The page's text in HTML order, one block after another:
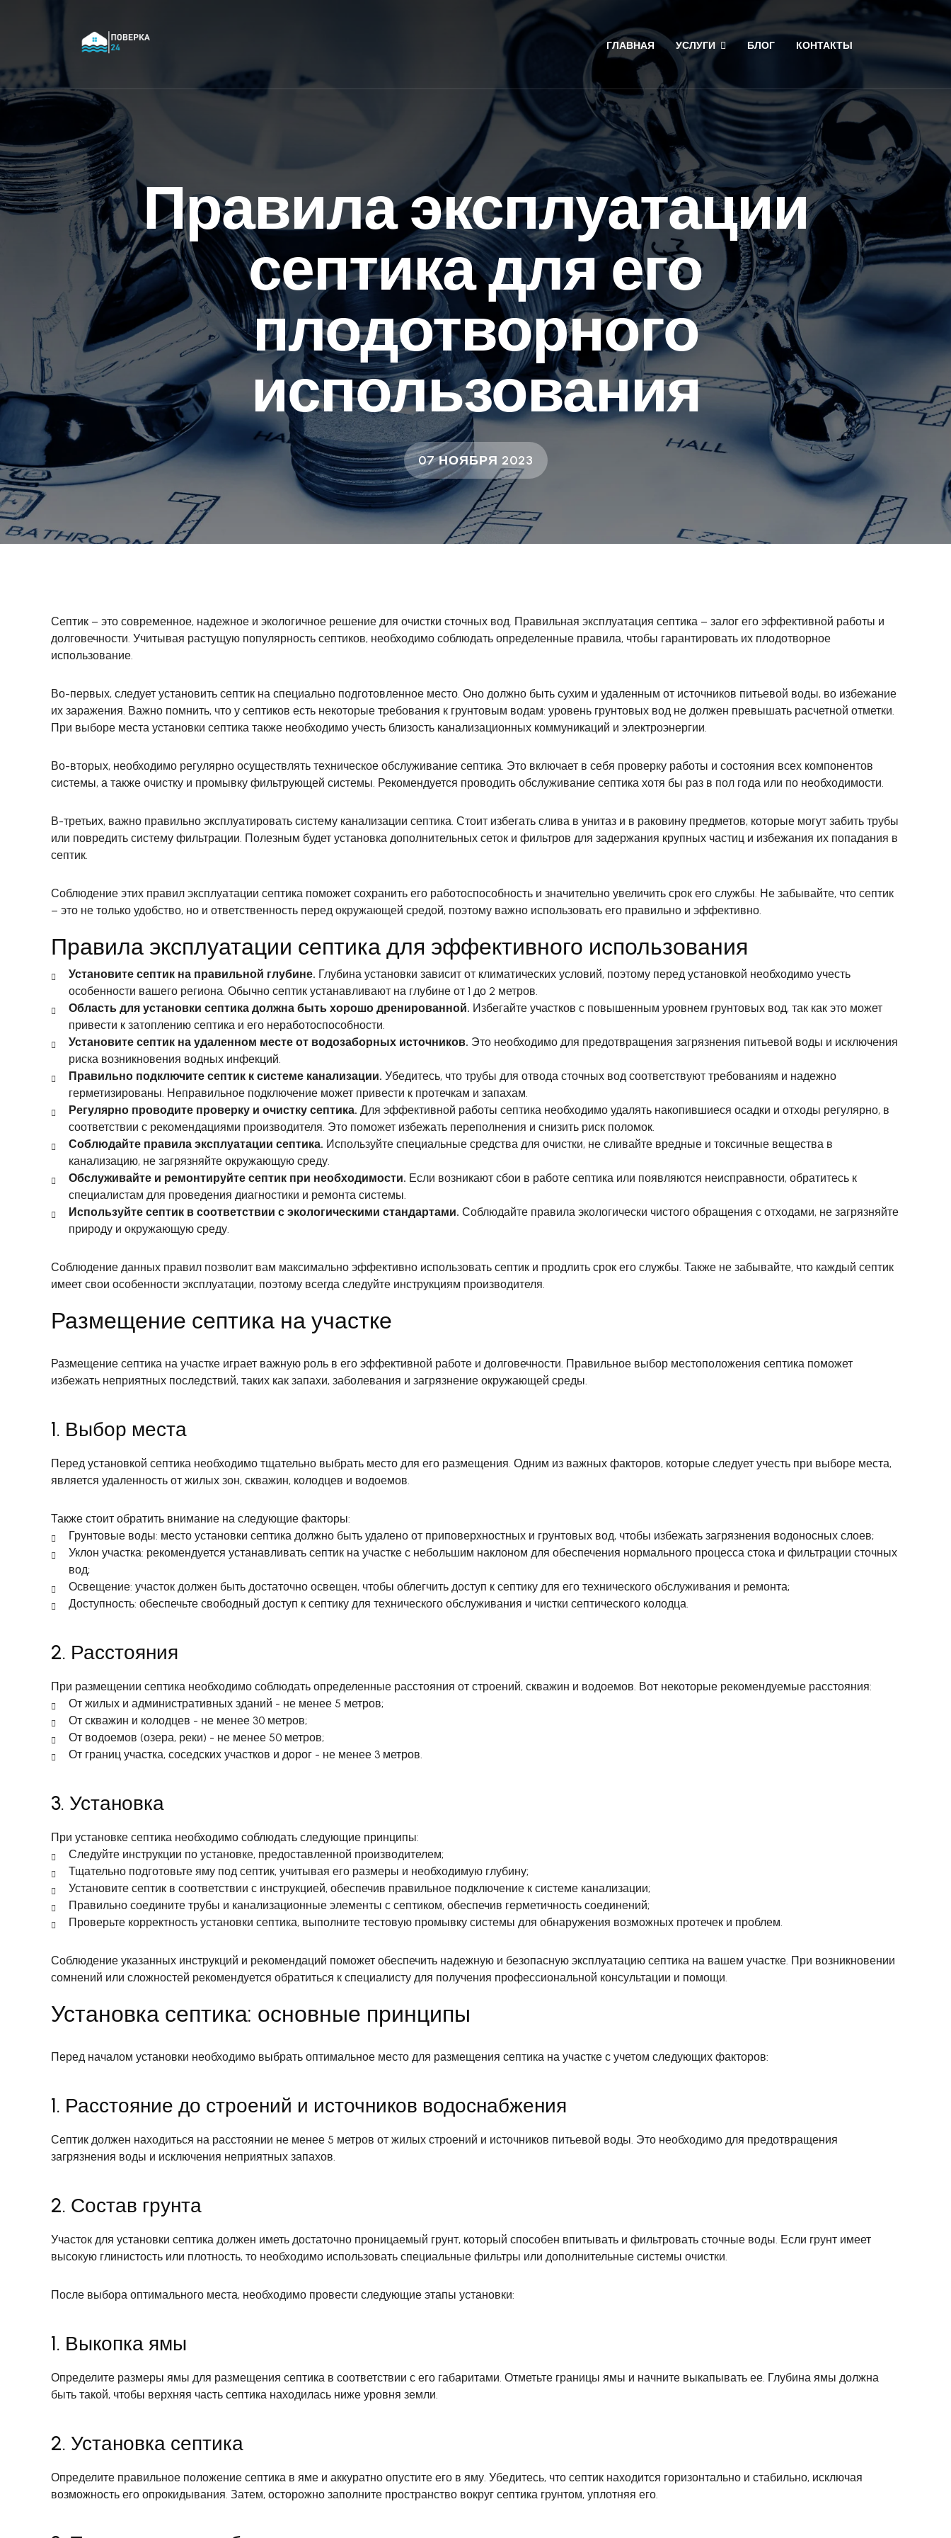
ГЛАВНАЯ УСЛУГИ БЛОГ КОНТАКТЫ
Правила эксплуатации
септика для его
плодотворного
использования
07 НОЯБРЯ 2023
Септик – это современное, надежное и экологичное решение для очистки сточных вод. Правильная эксплуатация септика – залог его эффективной работы и
долговечности. Учитывая растущую популярность септиков, необходимо соблюдать определенные правила, чтобы гарантировать их плодотворное
использование.
Во-первых, следует установить септик на специально подготовленное место. Оно должно быть сухим и удаленным от источников питьевой воды, во избежание
их заражения. Важно помнить, что у септиков есть некоторые требования к грунтовым водам: уровень грунтовых вод не должен превышать расчетной отметки.
При выборе места установки септика также необходимо учесть близость канализационных коммуникаций и электроэнергии.
Во-вторых, необходимо регулярно осуществлять техническое обслуживание септика. Это включает в себя проверку работы и состояния всех компонентов
системы, а также очистку и промывку фильтрующей системы. Рекомендуется проводить обслуживание септика хотя бы раз в пол года или по необходимости.
В-третьих, важно правильно эксплуатировать систему канализации септика. Стоит избегать слива в унитаз и в раковину предметов, которые могут забить трубы
или повредить систему фильтрации. Полезным будет установка дополнительных сеток и фильтров для задержания крупных частиц и избежания их попадания в
септик.
Соблюдение этих правил эксплуатации септика поможет сохранить его работоспособность и значительно увеличить срок его службы. Не забывайте, что септик
– это не только удобство, но и ответственность перед окружающей средой, поэтому важно использовать его правильно и эффективно.
Правила эксплуатации септика для эффективного использования
Установите септик на правильной глубине. Глубина установки зависит от климатических условий, поэтому перед установкой необходимо учесть
особенности вашего региона. Обычно септик устанавливают на глубине от 1 до 2 метров.
Область для установки септика должна быть хорошо дренированной. Избегайте участков с повышенным уровнем грунтовых вод, так как это может
привести к затоплению септика и его неработоспособности.
Установите септик на удаленном месте от водозаборных источников. Это необходимо для предотвращения загрязнения питьевой воды и исключения
риска возникновения водных инфекций.
Правильно подключите септик к системе канализации. Убедитесь, что трубы для отвода сточных вод соответствуют требованиям и надежно
герметизированы. Неправильное подключение может привести к протечкам и запахам.
Регулярно проводите проверку и очистку септика. Для эффективной работы септика необходимо удалять накопившиеся осадки и отходы регулярно, в
соответствии с рекомендациями производителя. Это поможет избежать переполнения и снизить риск поломок.
Соблюдайте правила эксплуатации септика. Используйте специальные средства для очистки, не сливайте вредные и токсичные вещества в
канализацию, не загрязняйте окружающую среду.
Обслуживайте и ремонтируйте септик при необходимости. Если возникают сбои в работе септика или появляются неисправности, обратитесь к
специалистам для проведения диагностики и ремонта системы.
Используйте септик в соответствии с экологическими стандартами. Соблюдайте правила экологически чистого обращения с отходами, не загрязняйте
природу и окружающую среду.
Соблюдение данных правил позволит вам максимально эффективно использовать септик и продлить срок его службы. Также не забывайте, что каждый септик
имеет свои особенности эксплуатации, поэтому всегда следуйте инструкциям производителя.
Размещение септика на участке
Размещение септика на участке играет важную роль в его эффективной работе и долговечности. Правильное выбор местоположения септика поможет
избежать неприятных последствий, таких как запахи, заболевания и загрязнение окружающей среды.
1. Выбор места
Перед установкой септика необходимо тщательно выбрать место для его размещения. Одним из важных факторов, которые следует учесть при выборе места,
является удаленность от жилых зон, скважин, колодцев и водоемов.
Также стоит обратить внимание на следующие факторы:
Грунтовые воды: место установки септика должно быть удалено от приповерхностных и грунтовых вод, чтобы избежать загрязнения водоносных слоев;
Уклон участка: рекомендуется устанавливать септик на участке с небольшим наклоном для обеспечения нормального процесса стока и фильтрации сточных
вод;
Освещение: участок должен быть достаточно освещен, чтобы облегчить доступ к септику для его технического обслуживания и ремонта;
Доступность: обеспечьте свободный доступ к септику для технического обслуживания и чистки септического колодца.
2. Расстояния
При размещении септика необходимо соблюдать определенные расстояния от строений, скважин и водоемов. Вот некоторые рекомендуемые расстояния:
От жилых и административных зданий - не менее 5 метров;
От скважин и колодцев - не менее 30 метров;
От водоемов (озера, реки) - не менее 50 метров;
От границ участка, соседских участков и дорог - не менее 3 метров.
3. Установка
При установке септика необходимо соблюдать следующие принципы:
Следуйте инструкции по установке, предоставленной производителем;
Тщательно подготовьте яму под септик, учитывая его размеры и необходимую глубину;
Установите септик в соответствии с инструкцией, обеспечив правильное подключение к системе канализации;
Правильно соедините трубы и канализационные элементы с септиком, обеспечив герметичность соединений;
Проверьте корректность установки септика, выполните тестовую промывку системы для обнаружения возможных протечек и проблем.
Соблюдение указанных инструкций и рекомендаций поможет обеспечить надежную и безопасную эксплуатацию септика на вашем участке. При возникновении
сомнений или сложностей рекомендуется обратиться к специалисту для получения профессиональной консультации и помощи.
Установка септика: основные принципы
Перед началом установки необходимо выбрать оптимальное место для размещения септика на участке с учетом следующих факторов:
1. Расстояние до строений и источников водоснабжения
Септик должен находиться на расстоянии не менее 5 метров от жилых строений и источников питьевой воды. Это необходимо для предотвращения
загрязнения воды и исключения неприятных запахов.
2. Состав грунта
Участок для установки септика должен иметь достаточно проницаемый грунт, который способен впитывать и фильтровать сточные воды. Если грунт имеет
высокую глинистость или плотность, то необходимо использовать специальные фильтры или дополнительные системы очистки.
После выбора оптимального места, необходимо провести следующие этапы установки:
1. Выкопка ямы
Определите размеры ямы для размещения септика в соответствии с его габаритами. Отметьте границы ямы и начните выкапывать ее. Глубина ямы должна
быть такой, чтобы верхняя часть септика находилась ниже уровня земли.
2. Установка септика
Определите правильное положение септика в яме и аккуратно опустите его в яму. Убедитесь, что септик находится горизонтально и стабильно, исключая
возможность его опрокидывания. Затем, осторожно заполните пространство вокруг септика грунтом, уплотняя его.